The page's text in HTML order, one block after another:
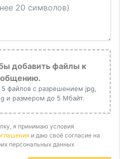
добавить файлы к
файлов с разрешением jpg,
и размером до 5 Мбайт.
я принимаю условия
и даю своё согласие на
персональных данных